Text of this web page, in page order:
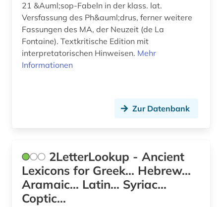
fabulae (1)
fachinformationsdienst (1)
fachliteratur (1)
fid altertumswissenschaften - propylaeum
fluch (1)
fragment (5)
21 &Auml;sop-Fabeln in der klass. lat.
Versfassung des Ph&auml;drus, ferner weitere
Fassungen des MA, der Neuzeit (de La
Fontaine). Textkritische Edition mit
interpretatorischen Hinweisen. Mehr
Informationen
Zur Datenbank
2LetterLookup - Ancient
Lexicons for Greek... Hebrew...
Aramaic... Latin... Syriac...
Coptic...